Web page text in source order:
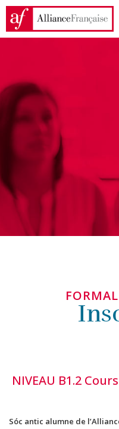
NIVEAU B1.2
Sóc antic alumne de